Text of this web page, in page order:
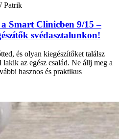
Patrik
Smart Clinicben 9/15 –
svédasztalunkon!
és olyan kiegészítőket találsz
az egész család. Ne állj meg a
hasznos és praktikus